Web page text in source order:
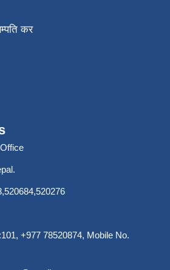
कर
,520684,520276
+977 78520874, Mobile No.